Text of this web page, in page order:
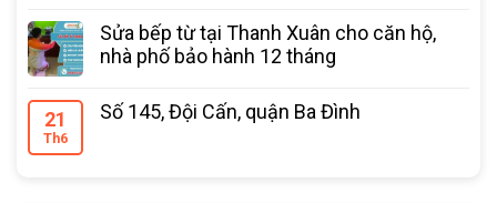
Sửa bếp từ tại Thanh Xuân cho căn hộ,
nhà phố bảo hành 12 tháng
21
Th6
Số 145, Đội Cấn, quận Ba Đình